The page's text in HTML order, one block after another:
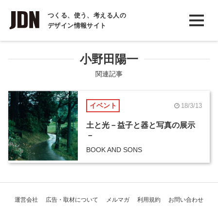
つくる、使う、考える人の
デザイン情報サイト
INTERVIEW
インタビュー
COLUMN
コラム
小野田陽一
関連記事
イベント 18/3/13
土と光－益子と器と写真の展示
－
BOOK AND SONS
運営会社 広告・取材について メルマガ 利用規約 お問い合わせ